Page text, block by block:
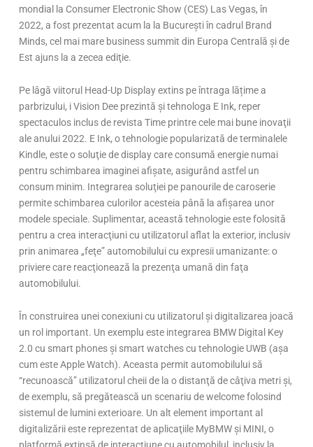
mondial la Consumer Electronic Show (CES) Las Vegas, în
2022, a fost prezentat acum la la București în cadrul Brand
Minds, cel mai mare business summit din Europa Centrală şi de
Est ajuns la a zecea ediţie.
Pe lâgă viitorul Head-Up Display extins pe întraga lățime a
parbrizului, i Vision Dee prezintă și tehnologa E Ink, reper
spectaculos inclus de revista Time printre cele mai bune inovaţii
ale anului 2022. E Ink, o tehnologie popularizată de terminalele
Kindle, este o soluţie de display care consumă energie numai
pentru schimbarea imaginei afişate, asigurând astfel un
consum minim. Integrarea soluţiei pe panourile de caroserie
permite schimbarea culorilor acesteia până la afişarea unor
modele speciale. Suplimentar, această tehnologie este folosită
pentru a crea interacţiuni cu utilizatorul aflat la exterior, inclusiv
prin animarea „feţe” automobilului cu expresii umanizante: o
priviere care reacţionează la prezenţa umană din faţa
automobilului.
În construirea unei conexiuni cu utilizatorul şi digitalizarea joacă
un rol important. Un exemplu este integrarea BMW Digital Key
2.0 cu smart phones şi smart watches cu tehnologie UWB (aşa
cum este Apple Watch). Aceasta permit automobilului să
“recunoască” utilizatorul cheii de la o distanţă de câţiva metri şi,
de exemplu, să pregătească un scenariu de welcome folosind
sistemul de lumini exterioare. Un alt element important al
digitalizării este reprezentat de aplicaţiile MyBMW şi MINI, o